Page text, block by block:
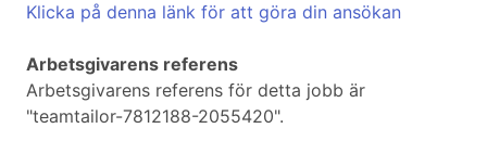
Klicka på denna länk för att göra din ansökan
Arbetsgivarens referens
Arbetsgivarens referens för detta jobb är
"teamtailor-7812188-2055420".